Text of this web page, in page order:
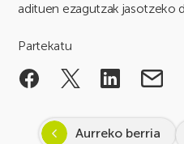
adituen ezagutzak jasotzeko
Partekatu
Aurreko berria